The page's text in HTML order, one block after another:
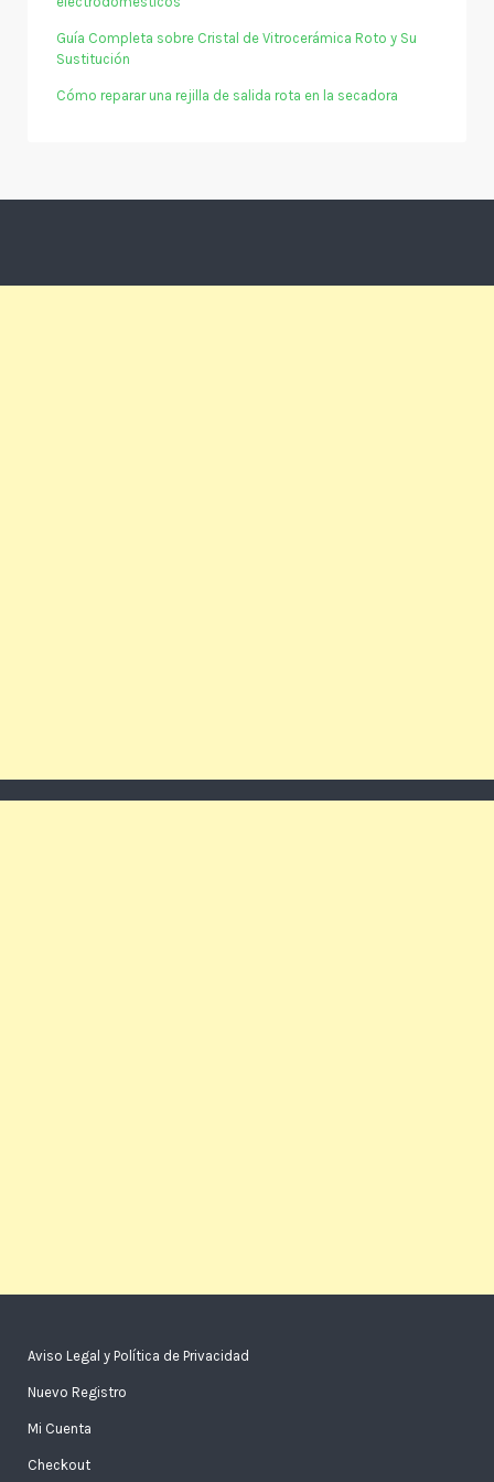
Guía Completa sobre Cristal de Vitrocerámica Roto y Su
Sustitución
Cómo reparar una rejilla de salida rota en la secadora
Aviso Legal y Política de Privacidad
Nuevo Registro
Mi Cuenta
Checkout